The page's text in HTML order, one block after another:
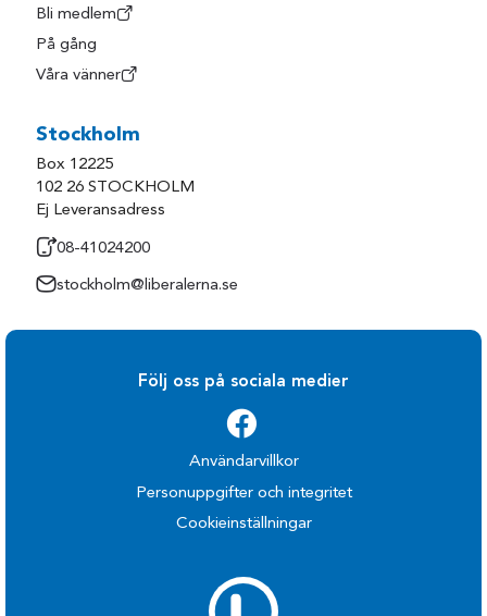
Bli medlem
På gång
Våra vänner
Stockholm
Box 12225
102 26 STOCKHOLM
Ej Leveransadress
08-41024200
stockholm@liberalerna.se
Följ oss på sociala medier
Användarvillkor
Personuppgifter och integritet
Cookieinställningar